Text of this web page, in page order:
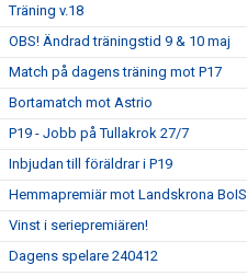
Träning v.18
OBS! Ändrad träningstid 9 & 10 maj
Match på dagens träning mot P17
Bortamatch mot Astrio
P19 - Jobb på Tullakrok 27/7
Inbjudan till föräldrar i P19
Hemmapremiär mot Landskrona BoIS
Vinst i seriepremiären!
Dagens spelare 240412